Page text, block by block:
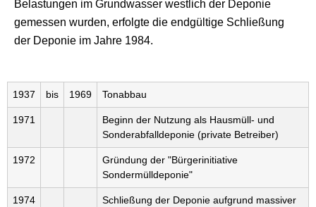
Belastungen im Grundwasser westlich der Deponie
gemessen wurden, erfolgte die endgültige Schließung
der Deponie im Jahre 1984.
1937 bis 1969 Tonabbau
1971
Beginn der Nutzung als Hausmüll- und
Sonderabfalldeponie (private Betreiber)
1972
Gründung der "Bürgerinitiative
Sondermülldeponie"
1974
Schließung der Deponie aufgrund massiver